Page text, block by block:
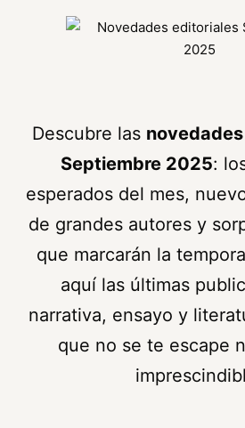
Descubre las
Septiembre 2025:
esperados del mes,
de grandes autores y
que marcarán la
aquí las últimas
narrativa, ensayo y
que no se te escape